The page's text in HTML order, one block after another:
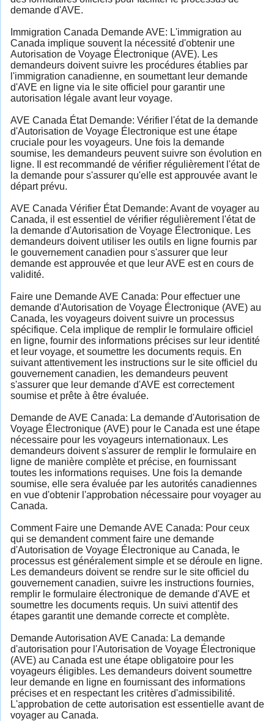
demande d'AVE.
Immigration Canada Demande AVE: L'immigration au
Canada implique souvent la nécessité d'obtenir une
Autorisation de Voyage Électronique (AVE). Les
demandeurs doivent suivre les procédures établies par
l'immigration canadienne, en soumettant leur demande
d'AVE en ligne via le site officiel pour garantir une
autorisation légale avant leur voyage.
AVE Canada État Demande: Vérifier l'état de la demande
d'Autorisation de Voyage Électronique est une étape
cruciale pour les voyageurs. Une fois la demande
soumise, les demandeurs peuvent suivre son évolution en
ligne. Il est recommandé de vérifier régulièrement l'état de
la demande pour s'assurer qu'elle est approuvée avant le
départ prévu.
AVE Canada Vérifier État Demande: Avant de voyager au
Canada, il est essentiel de vérifier régulièrement l'état de
la demande d'Autorisation de Voyage Électronique. Les
demandeurs doivent utiliser les outils en ligne fournis par
le gouvernement canadien pour s'assurer que leur
demande est approuvée et que leur AVE est en cours de
validité.
Faire une Demande AVE Canada: Pour effectuer une
demande d'Autorisation de Voyage Électronique (AVE) au
Canada, les voyageurs doivent suivre un processus
spécifique. Cela implique de remplir le formulaire officiel
en ligne, fournir des informations précises sur leur identité
et leur voyage, et soumettre les documents requis. En
suivant attentivement les instructions sur le site officiel du
gouvernement canadien, les demandeurs peuvent
s'assurer que leur demande d'AVE est correctement
soumise et prête à être évaluée.
Demande de AVE Canada: La demande d'Autorisation de
Voyage Électronique (AVE) pour le Canada est une étape
nécessaire pour les voyageurs internationaux. Les
demandeurs doivent s'assurer de remplir le formulaire en
ligne de manière complète et précise, en fournissant
toutes les informations requises. Une fois la demande
soumise, elle sera évaluée par les autorités canadiennes
en vue d'obtenir l'approbation nécessaire pour voyager au
Canada.
Comment Faire une Demande AVE Canada: Pour ceux
qui se demandent comment faire une demande
d'Autorisation de Voyage Électronique au Canada, le
processus est généralement simple et se déroule en ligne.
Les demandeurs doivent se rendre sur le site officiel du
gouvernement canadien, suivre les instructions fournies,
remplir le formulaire électronique de demande d'AVE et
soumettre les documents requis. Un suivi attentif des
étapes garantit une demande correcte et complète.
Demande Autorisation AVE Canada: La demande
d'autorisation pour l'Autorisation de Voyage Électronique
(AVE) au Canada est une étape obligatoire pour les
voyageurs éligibles. Les demandeurs doivent soumettre
leur demande en ligne en fournissant des informations
précises et en respectant les critères d'admissibilité.
L'approbation de cette autorisation est essentielle avant de
voyager au Canada.